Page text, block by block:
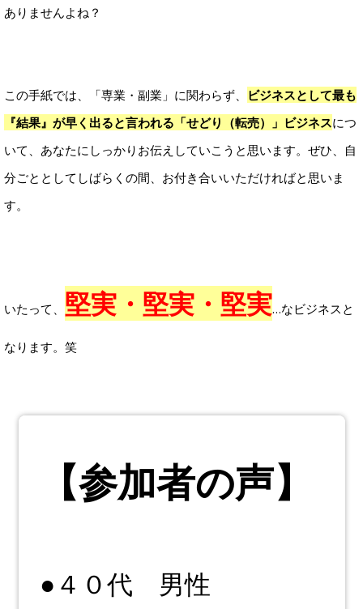
ありませんよね？
この手紙では、「専業・副業」に関わらず、 ビジネスとして最も
『結果』が早く出ると言われる「せどり（転売）」ビジネスにつ
いて、あなたにしっかりお伝えしていこうと思います。ぜひ、自
分ごととしてしばらくの間、お付き合いいただければと思いま
す。
いたって、 堅実・堅実・堅実…なビジネスと
なります。笑
【参加者の声】
●４０代 男性